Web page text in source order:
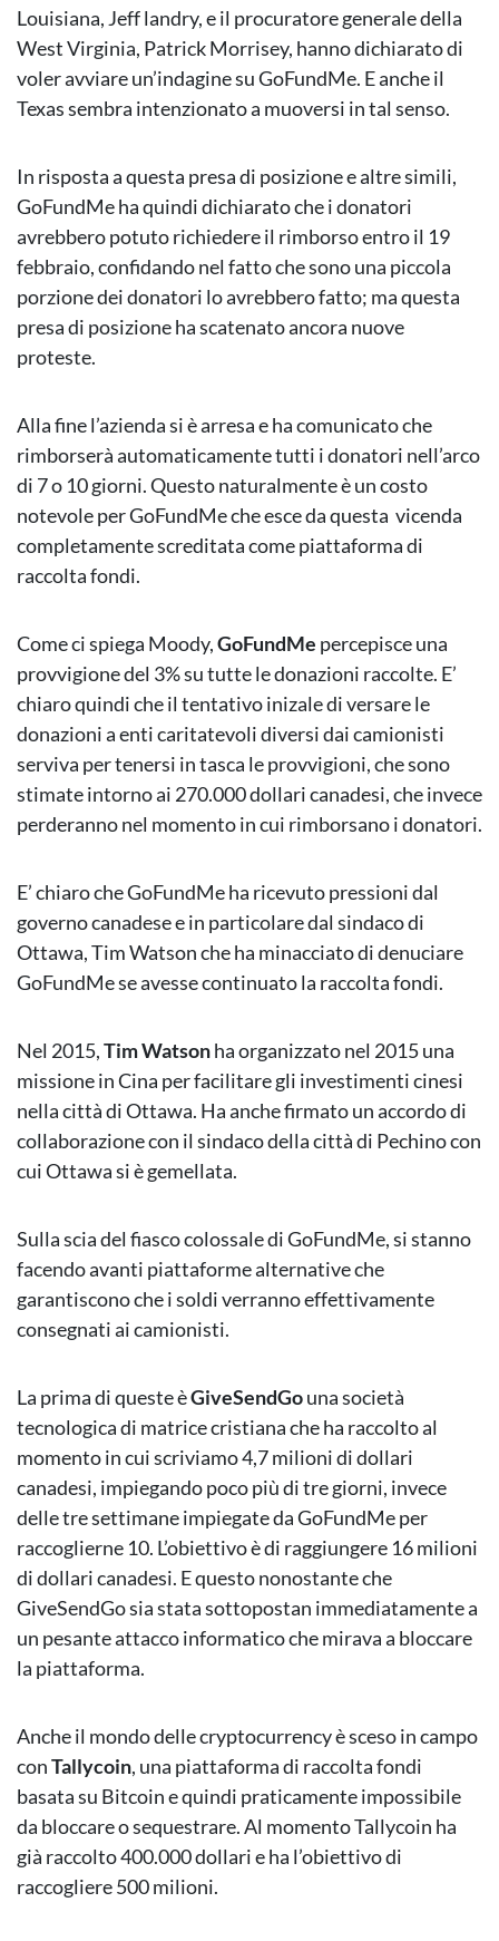
Louisiana, Jeff landry, e il procuratore generale della
West Virginia, Patrick Morrisey, hanno dichiarato di
voler avviare un’indagine su GoFundMe. E anche il
Texas sembra intenzionato a muoversi in tal senso.
In risposta a questa presa di posizione e altre simili,
GoFundMe ha quindi dichiarato che i donatori
avrebbero potuto richiedere il rimborso entro il 19
febbraio, confidando nel fatto che sono una piccola
porzione dei donatori lo avrebbero fatto; ma questa
presa di posizione ha scatenato ancora nuove
proteste.
Alla fine l’azienda si è arresa e ha comunicato che
rimborserà automaticamente tutti i donatori nell’arco
di 7 o 10 giorni. Questo naturalmente è un costo
notevole per GoFundMe che esce da questa vicenda
completamente screditata come piattaforma di
raccolta fondi.
Come ci spiega Moody,GoFundMe percepisce una
provvigione del 3% su tutte le donazioni raccolte. E’
chiaro quindi che il tentativo inizale di versare le
donazioni a enti caritatevoli diversi dai camionisti
serviva per tenersi in tasca le provvigioni, che sono
stimate intorno ai 270.000 dollari canadesi, che invece
perderanno nel momento in cui rimborsano i donatori.
E’ chiaro che GoFundMe ha ricevuto pressioni dal
governo canadese e in particolare dal sindaco di
Ottawa, Tim Watson che ha minacciato di denuciare
GoFundMe se avesse continuato la raccolta fondi.
Nel 2015,Tim Watsonha organizzato nel 2015 una
missione in Cina per facilitare gli investimenti cinesi
nella città di Ottawa. Ha anche firmato un accordo di
collaborazione con il sindaco della città di Pechino con
cui Ottawa si è gemellata.
Sulla scia del fiasco colossale di GoFundMe, si stanno
facendo avanti piattaforme alternative che
garantiscono che i soldi verranno effettivamente
consegnati ai camionisti.
La prima di queste èGiveSendGouna società
tecnologica di matrice cristiana che ha raccolto al
momento in cui scriviamo 4,7 milioni di dollari
canadesi, impiegando poco più di tre giorni, invece
delle tre settimane impiegate da GoFundMe per
raccoglierne 10. L’obiettivo è di raggiungere 16 milioni
di dollari canadesi. E questo nonostante che
GiveSendGo sia stata sottopostan immediatamente a
un pesante attacco informatico che mirava a bloccare
la piattaforma.
Anche il mondo delle cryptocurrency è sceso in campo
conTallycoin, una piattaforma di raccolta fondi
basata su Bitcoin e quindi praticamente impossibile
da bloccare o sequestrare. Al momento Tallycoin ha
già raccolto 400.000 dollari e ha l’obiettivo di
raccogliere 500 milioni.